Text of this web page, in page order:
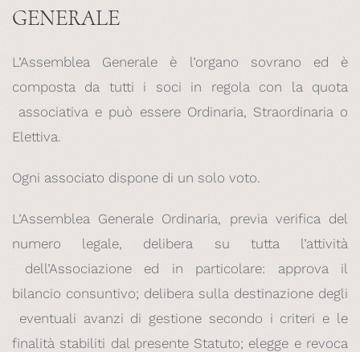
GENERALE
L’Assemblea Generale è l’organo sovrano ed è
composta da tutti i soci in regola con la quota
associativa e può essere Ordinaria, Straordinaria o
Elettiva.
Ogni associato dispone di un solo voto.
L’Assemblea Generale Ordinaria, previa verifica del
numero legale, delibera su tutta l’attività
dell’Associazione ed in particolare: approva il
bilancio consuntivo; delibera sulla destinazione degli
eventuali avanzi di gestione secondo i criteri e le
finalità stabiliti dal presente Statuto; elegge e revoca